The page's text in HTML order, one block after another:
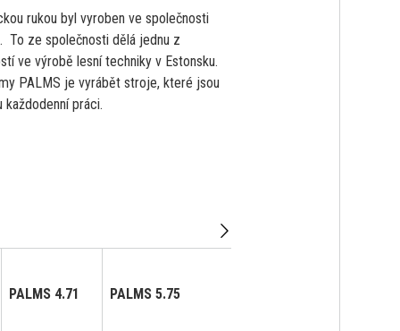
rukou byl vyroben ve společnosti
To ze společnosti dělá jednu z
ve výrobě lesní techniky v Estonsku.
PALMS je vyrábět stroje, které jsou
každodenní práci.
PALMS 4.71 PALMS 5.75